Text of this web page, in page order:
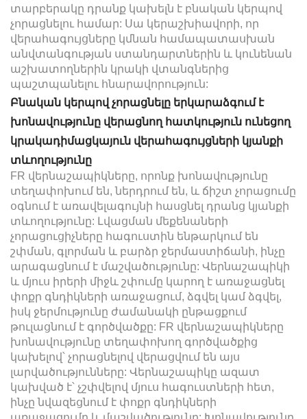
տարբերակը դրանք կախելն է բնական կերպով
չորացնելու համար: Սա կերաշխիավորի, որ
վերահագույցները կմնան համապատասխան
անվտանգության ստանդարտներին և կունենան
աշխատողներին կրակի վտանգներից
պաշտպանելու հնարավորություն:
Բնական կերպով չորացնելը երկարաձգում է
խոնավությունը վերացնող հատկություն ունեցող
կրակադիմացկայուն վերահագույցների կյանքի
տևողությունը
FR վերնաշապիկները, որոնք խոնավությունը
տեղափոխում են, ներդրում են, և ճիշտ չորացումը
օգնում է առավելագույնի հասցնել դրանց կյանքի
տևողությունը: Լվացման մեքենաների
չորացուցիչները հագուստին ենթարկում են
շփման, գլորման և բարձր ջերմաստիճանի, ինչը
արագացնում է մաշվածությունը: Վերնաշապիկի
և մյուս իրերի միջև շփումը կարող է առաջացնել
փոքր գնդիկների առաջացում, ձգվել կամ ձգվել,
իսկ ջերմությունը ժամանակի ընթացքում
թուլացնում է գործվածքը: FR վերնաշապիկները
խոնավությունը տեղափոխող գործվածքից
կախելով՝ չորացնելով վերացվում են այս
լարվածությունները: Վերնաշապիկը ազատ
կախված է՝ չշփվելով մյուս հագուստների հետ,
ինչը նվազեցնում է փոքր գնդիկների